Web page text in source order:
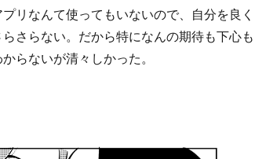
リなんて使ってもいないので、自分を良く
さらない。だから特になんの期待も下心も
らないが清々しかった。